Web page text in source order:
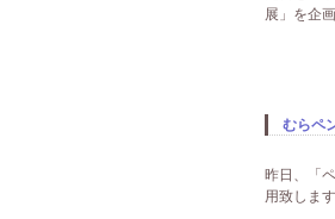
展」を企
むらペ
昨日、「
用致しま